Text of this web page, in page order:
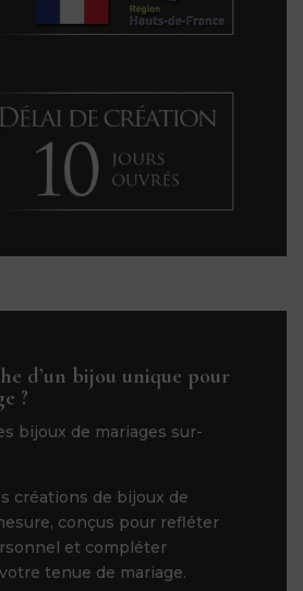
d’un bijou unique pour
?
bijoux de mariages sur-
créations de bijoux de
conçus pour refléter
et compléter
tenue de mariage.